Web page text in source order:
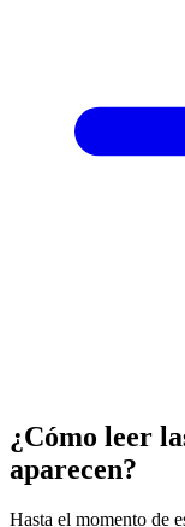
¿Cómo leer
aparecen?
Hasta el momento de